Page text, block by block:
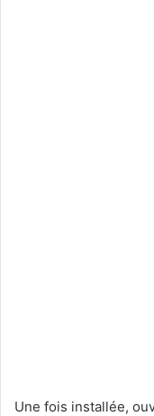
Une fois installée,